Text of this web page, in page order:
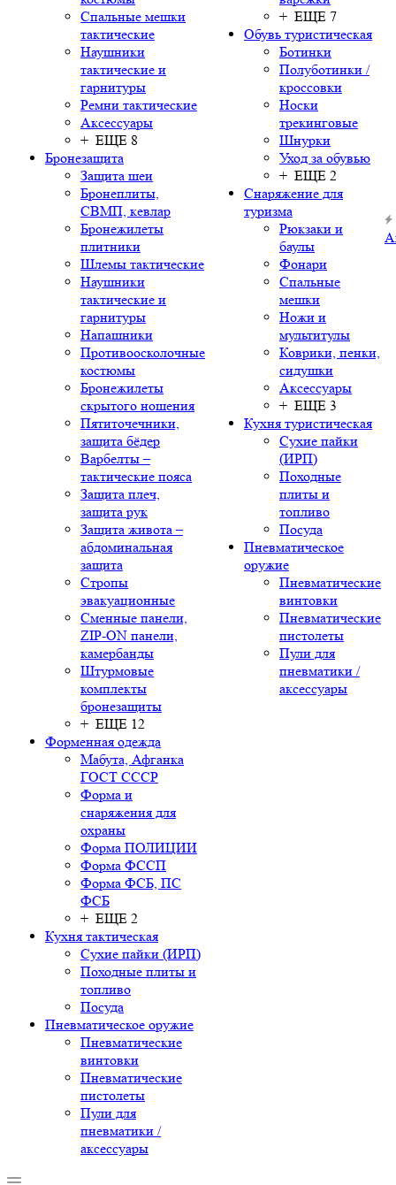
Спальные мешки
тактические
Наушники
тактические и
гарнитуры
Ремни тактические
Аксессуары
+ ЕЩЕ 8
Бронезащита
Защита шеи
Бронеплиты,
СВМП, кевлар
Бронежилеты
плитники
Шлемы тактические
Наушники
тактические и
гарнитуры
Напашники
Противоосколочные
костюмы
Бронежилеты
скрытого ношения
Пятиточечники,
защита бёдер
Варбелты –
тактические пояса
Защита плеч,
защита рук
Защита живота –
абдоминальная
защита
Стропы
эвакуационные
Сменные панели,
ZIP-ON панели,
камербанды
Штурмовые
комплекты
бронезащиты
+ ЕЩЕ 12
Форменная одежда
Мабута, Афганка
ГОСТ СССР
Форма и
снаряжения для
охраны
Форма ПОЛИЦИИ
Форма ФССП
Форма ФСБ, ПС
ФСБ
+ ЕЩЕ 2
Кухня тактическая
Сухие пайки (ИРП)
Походные плиты и
топливо
Посуда
Пневматическое оружие
Пневматические
винтовки
Пневматические
пистолеты
Пули для
пневматики /
аксессуары
+ ЕЩЕ 7
Обувь туристическая
Ботинки
Полуботинки /
кроссовки
Носки
трекинговые
Шнурки
Уход за обувью
+ ЕЩЕ 2
Снаряжение для
туризма
Рюкзаки и
баулы
Фонари
Спальные
мешки
Ножи и
мультитулы
Коврики, пенки,
сидушки
Аксессуары
+ ЕЩЕ 3
Кухня туристическая
Сухие пайки
(ИРП)
Походные
плиты и
топливо
Посуда
Пневматическое
оружие
Пневматические
винтовки
Пневматические
пистолеты
Пули для
пневматики /
аксессуары